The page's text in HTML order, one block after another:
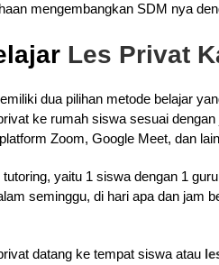
mengembangkan SDM nya
Les Privat
dua pilihan metode belajar
ke rumah siswa sesuai
Zoom, Google Meet, dan
yaitu 1 siswa dengan 1
seminggu, di hari apa dan jam
datang ke tempat siswa atau